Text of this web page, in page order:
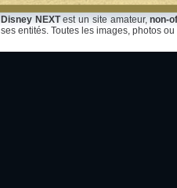
Disney NEXTest un site amateur,non-
ses entités. Toutes les images, photos